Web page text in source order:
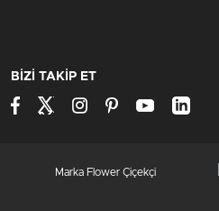
BİZİ TAKİP ET
Marka Flower Çiçekçi